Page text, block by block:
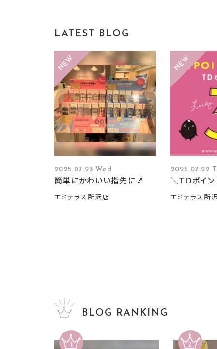
LATEST BLOG
2025.07.23 Wed
簡単にかわいい指先に💅
エミテラス所沢店
2025.07.22
＼ＴＤポイ
エミテラス所
BLOG RANKING